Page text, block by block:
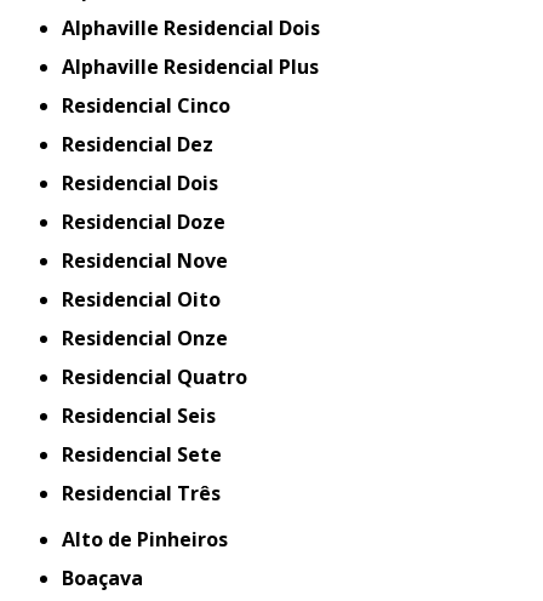
Alphaville Residencial Dois
Alphaville Residencial Plus
Residencial Cinco
Residencial Dez
Residencial Dois
Residencial Doze
Residencial Nove
Residencial Oito
Residencial Onze
Residencial Quatro
Residencial Seis
Residencial Sete
Residencial Três
Alto de Pinheiros
Boaçava